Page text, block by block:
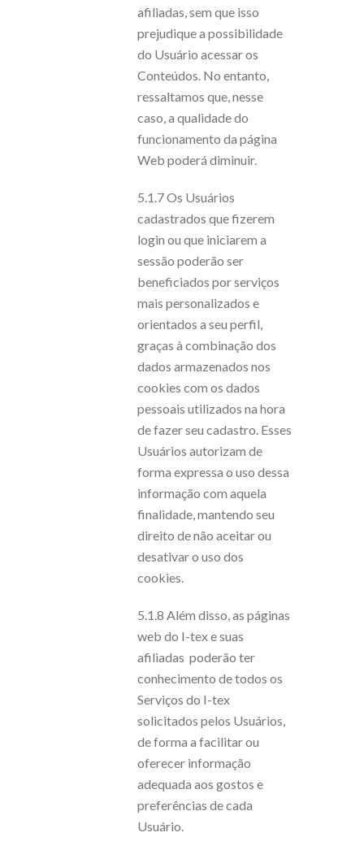
afiliadas, sem que isso
prejudique a possibilidade
do Usuário acessar os
Conteúdos. No entanto,
ressaltamos que, nesse
caso, a qualidade do
funcionamento da página
Web poderá diminuir.
5.1.7 Os Usuários
cadastrados que fizerem
login ou que iniciarem a
sessão poderão ser
beneficiados por serviços
mais personalizados e
orientados a seu perfil,
graças à combinação dos
dados armazenados nos
cookies com os dados
pessoais utilizados na hora
de fazer seu cadastro. Esses
Usuários autorizam de
forma expressa o uso dessa
informação com aquela
finalidade, mantendo seu
direito de não aceitar ou
desativar o uso dos
cookies.
5.1.8 Além disso, as páginas
web do I-tex e suas
afiliadas poderão ter
conhecimento de todos os
Serviços do I-tex
solicitados pelos Usuários,
de forma a facilitar ou
oferecer informação
adequada aos gostos e
preferências de cada
Usuário.